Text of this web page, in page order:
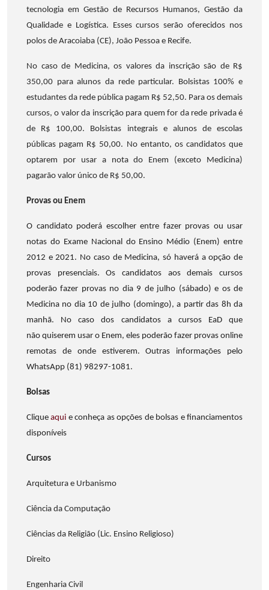
tecnologia em Gestão de Recursos Humanos, Gestão da
Qualidade e Logística. Esses cursos serão oferecidos nos
polos de Aracoiaba (CE), João Pessoa e Recife.
No caso de Medicina, os valores da inscrição são de R$
350,00 para alunos da rede particular. Bolsistas 100% e
estudantes da rede pública pagam R$ 52,50. Para os demais
cursos, o valor da inscrição para quem for da rede privada é
de R$ 100,00. Bolsistas integrais e alunos de escolas
públicas pagam R$ 50,00. No entanto, os candidatos que
optarem por usar a nota do Enem (exceto Medicina)
pagarão valor único de R$ 50,00.
Provas ou Enem
O candidato poderá escolher entre fazer provas ou usar
notas do Exame Nacional do Ensino Médio (Enem) entre
2012 e 2021. No caso de Medicina, só haverá a opção de
provas presenciais. Os candidatos aos demais cursos
poderão fazer provas no dia 9 de julho (sábado) e os de
Medicina no dia 10 de julho (domingo), a partir das 8h da
manhã. No caso dos candidatos a cursos EaD que
não quiserem usar o Enem, eles poderão fazer provas online
remotas de onde estiverem. Outras informações pelo
WhatsApp (81) 98297-1081.
Bolsas
Cliqueaqui e conheça as opções de bolsas e financiamentos
disponíveis
Cursos
Arquitetura e Urbanismo
Ciência da Computação
Ciências da Religião (Lic. Ensino Religioso)
Direito
Engenharia Civil